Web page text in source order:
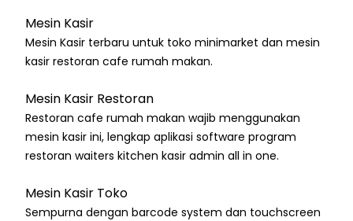
Mesin Kasir
Mesin Kasir terbaru untuk toko minimarket dan mesin
kasir restoran cafe rumah makan.
Mesin Kasir Restoran
Restoran cafe rumah makan wajib menggunakan
mesin kasir ini, lengkap aplikasi software program
restoran waiters kitchen kasir admin all in one.
Mesin Kasir Toko
Sempurna dengan barcode system dan touchscreen